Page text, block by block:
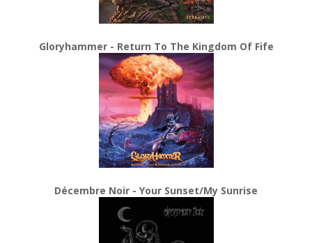
Gloryhammer - Return To The Kingdom Of Fife
Décembre Noir - Your Sunset/My Sunrise